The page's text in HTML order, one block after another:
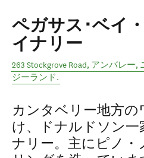
ペガサス･ベイ
イナリー
263 Stockgrove Road, アンバレー,
ジーランド.
カンタベリー地方
け、ドナルドソン一
ナリー。主にピノ・